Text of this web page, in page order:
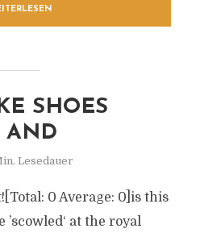
SHOES
AND
Lesedauer
0 Average: 0]is this
at the royal